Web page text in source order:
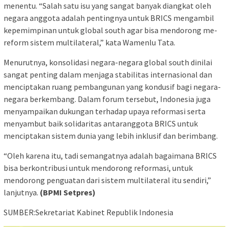
menentu. “Salah satu isu yang sangat banyak diangkat oleh
negara anggota adalah pentingnya untuk BRICS mengambil
kepemimpinan untuk global south agar bisa mendorong me-
reform sistem multilateral,” kata Wamenlu Tata.
Menurutnya, konsolidasi negara-negara global south dinilai
sangat penting dalam menjaga stabilitas internasional dan
menciptakan ruang pembangunan yang kondusif bagi negara-
negara berkembang. Dalam forum tersebut, Indonesia juga
menyampaikan dukungan terhadap upaya reformasi serta
menyambut baik solidaritas antaranggota BRICS untuk
menciptakan sistem dunia yang lebih inklusif dan berimbang.
“Oleh karena itu, tadi semangatnya adalah bagaimana BRICS
bisa berkontribusi untuk mendorong reformasi, untuk
mendorong penguatan dari sistem multilateral itu sendiri,”
lanjutnya. (BPMI Setpres)
SUMBER:Sekretariat Kabinet Republik Indonesia